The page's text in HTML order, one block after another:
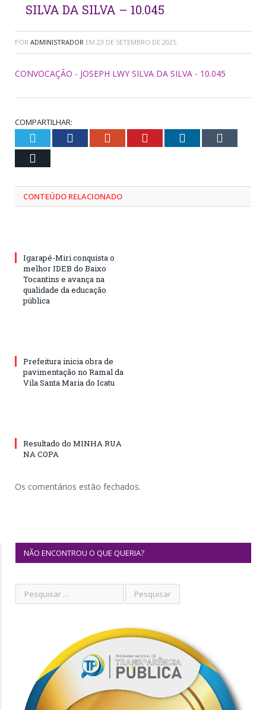
SILVA DA SILVA – 10.045
POR ADMINISTRADOR EM 23 DE SETEMBRO DE 2025
CONVOCAÇÃO - JOSEPH LWY SILVA DA SILVA - 10.045
COMPARTILHAR:
Twitter Facebook Google+ Pinterest LinkedIn
CONTEÚDO RELACIONADO
Igarapé-Miri conquista o
melhor IDEB do Baixo
Tocantins e avança na
qualidade da educação
pública
Prefeitura inicia obra de
pavimentação no Ramal da
Vila Santa Maria do Icatu
Resultado do MINHA RUA
NA COPA
Os comentários estão fechados.
NÃO ENCONTROU O QUE QUERIA?